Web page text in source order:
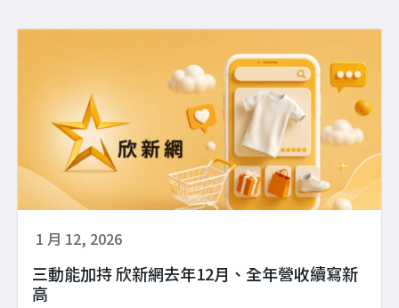
三動能加持 欣新網去年12月、全年營收續寫新
高
1 月 12, 2026